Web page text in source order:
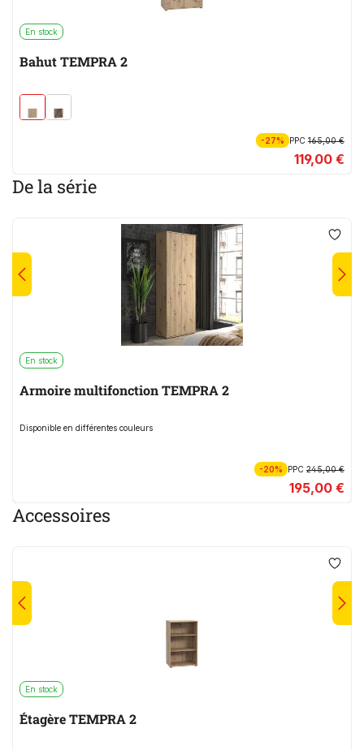
En stock
Bahut TEMPRA 2
-27% PPC165,00 €
119,00 €
De la série
En stock
Armoire multifonction TEMPRA 2
Disponible en différentes couleurs
-20% PPC245,00 €
195,00 €
Accessoires
En stock
Étagère TEMPRA 2